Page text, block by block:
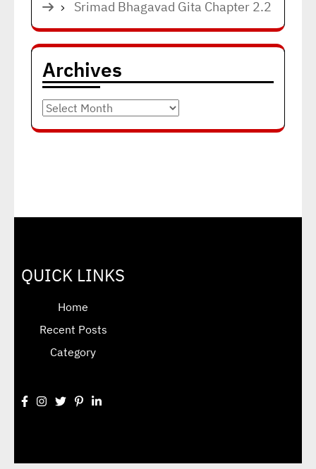
Srimad Bhagavad Gita Chapter 2.2
Archives
Archives
QUICK LINKS
Home
Recent Posts
Category